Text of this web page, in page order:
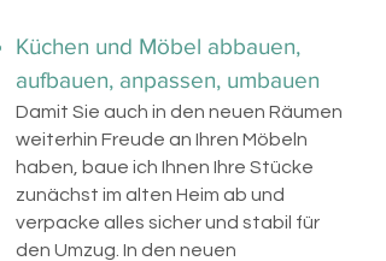
Küchen und Möbel abbauen,
aufbauen, anpassen, umbauen
Damit Sie auch in den neuen Räumen
weiterhin Freude an Ihren Möbeln
haben, baue ich Ihnen Ihre Stücke
zunächst im alten Heim ab und
verpacke alles sicher und stabil für
den Umzug. In den neuen